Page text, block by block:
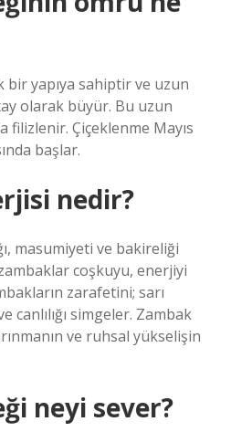
bir yapıya sahiptir ve uzun
olarak büyür. Bu uzun
filizlenir. Çiçeklenme Mayıs
başlar.
nedir?
masumiyeti ve bakireliği
coşkuyu, enerjiyi
zarafetini; sarı
canlılığı simgeler. Zambak
ve ruhsal yükselişin
neyi sever?